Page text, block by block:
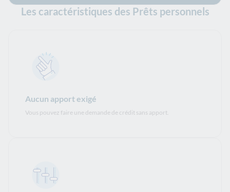
Les caractéristiques des Prêts personnels
Aucun apport exigé
Vous pouvez faire une demande de crédit sans apport.